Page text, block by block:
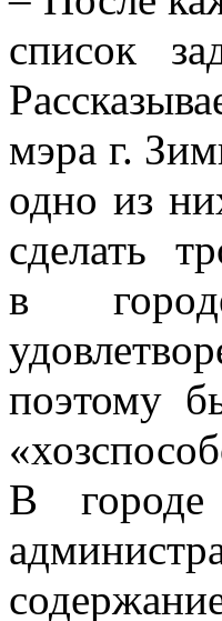
список
мэра г.
одно из
сделать
в горо
поэтому
В городе